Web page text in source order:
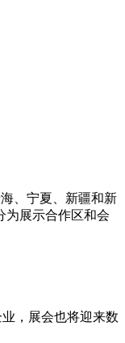
、宁夏、新疆和新
为展示合作区和会
，展会也将迎来数